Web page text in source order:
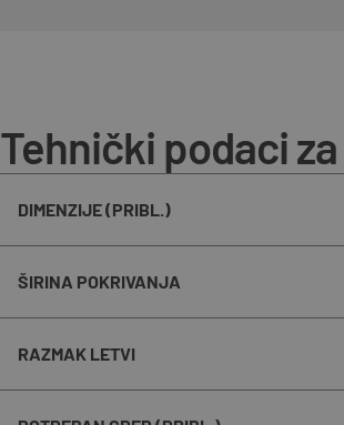
Tehnički podaci za
DIMENZIJE (PRIBL.)
ŠIRINA POKRIVANJA
RAZMAK LETVI